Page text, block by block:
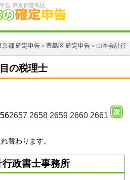
告 東京都豊島区
京都 確定申告＞ 豊島区 確定申告＞山本会計行
の税理士
2657 2658 2659 2660 2661
替わります。
行政書士事務所